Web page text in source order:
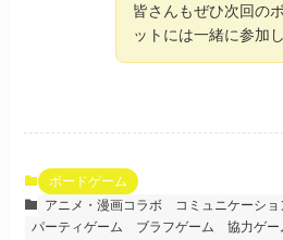
皆さんもぜひ次回の
ットには一緒に参加
ボードゲーム
アニメ・漫画コラボ
コミュニケーショ
パーティゲーム
ブラフゲーム 協力ゲー